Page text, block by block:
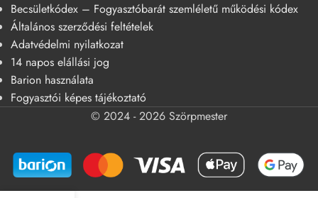
Becsületkódex – Fogyasztóbarát szemléletű működési kódex
Általános szerződési feltételek
Adatvédelmi nyilatkozat
14 napos elállási jog
Barion használata
Fogyasztói képes tájékoztató
© 2024 - 2026 Szörpmester